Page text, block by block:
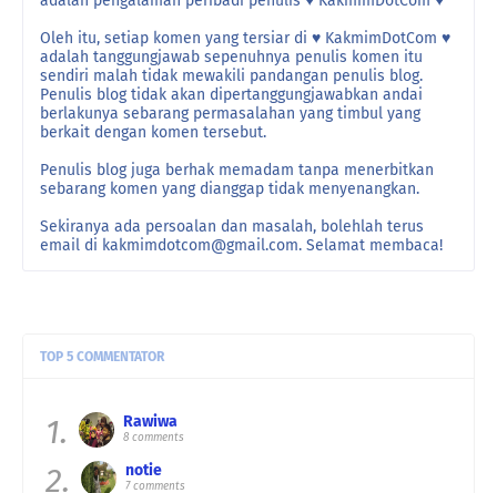
Oleh itu, setiap komen yang tersiar di ♥ KakmimDotCom ♥
adalah tanggungjawab sepenuhnya penulis komen itu
sendiri malah tidak mewakili pandangan penulis blog.
Penulis blog tidak akan dipertanggungjawabkan andai
berlakunya sebarang permasalahan yang timbul yang
berkait dengan komen tersebut.
Penulis blog juga berhak memadam tanpa menerbitkan
sebarang komen yang dianggap tidak menyenangkan.
Sekiranya ada persoalan dan masalah, bolehlah terus
email di kakmimdotcom@gmail.com. Selamat membaca!
TOP 5 COMMENTATOR
1. Rawiwa
8 comments
2. notie
7 comments